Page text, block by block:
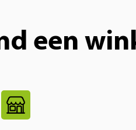
een